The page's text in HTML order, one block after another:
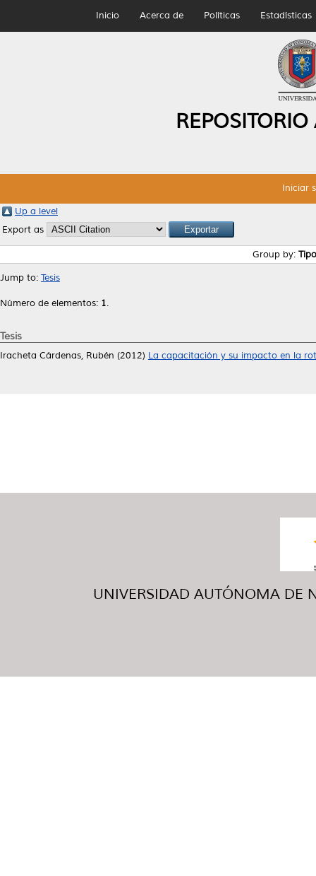
Inicio Acerca de Políticas Estadísticas
Iniciar
Up a level
Export as
Group by:
Jump to: Tesis
Número de elementos: 1.
Tesis
Iracheta Cárdenas, Rubén (2012) La capacitación y su impacto en la
UNIVERSIDAD AUTÓNOMA DE